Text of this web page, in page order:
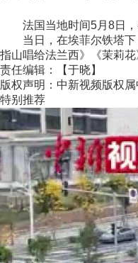
法国当地时间5月8日，
当日，在埃菲尔铁塔下，
指山唱给法兰西》《茉莉
责任编辑：【于晓】
版权声明：中新视频版权
特别推荐